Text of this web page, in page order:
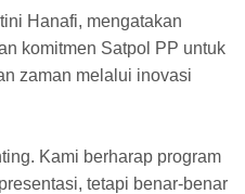
Hanafi, mengatakan
komitmen Satpol PP untuk
zaman melalui inovasi
Kami berharap program
tetapi benar-benar